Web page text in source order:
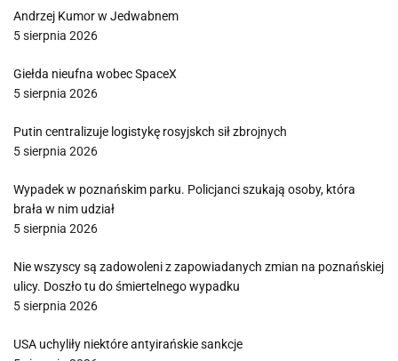
Andrzej Kumor w Jedwabnem
5 sierpnia 2026
Giełda nieufna wobec SpaceX
5 sierpnia 2026
Putin centralizuje logistykę rosyjskch sił zbrojnych
5 sierpnia 2026
Wypadek w poznańskim parku. Policjanci szukają osoby, która
brała w nim udział
5 sierpnia 2026
Nie wszyscy są zadowoleni z zapowiadanych zmian na poznańskiej
ulicy. Doszło tu do śmiertelnego wypadku
5 sierpnia 2026
USA uchyliły niektóre antyirańskie sankcje